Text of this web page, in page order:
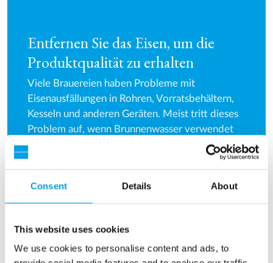
Consent Details About
This website uses cookies
We use cookies to personalise content and ads, to
Entfernen Sie das Eisen, um die
Produktqualität zu erhalten
Viele Brauereien haben Probleme mit
Eisenausfällungen in Rohren, Vorratsbehältern,
Kesseln und anderen Geräten. Meist tritt dieses
Problem auf, wenn Brunnenwasser verwendet
wird, ohne das Eisen zu entfernen. Eisen kann
auch die Qualität des Endprodukts
optimale Lösung.
Erfahren Sie mehr über Druckfilter